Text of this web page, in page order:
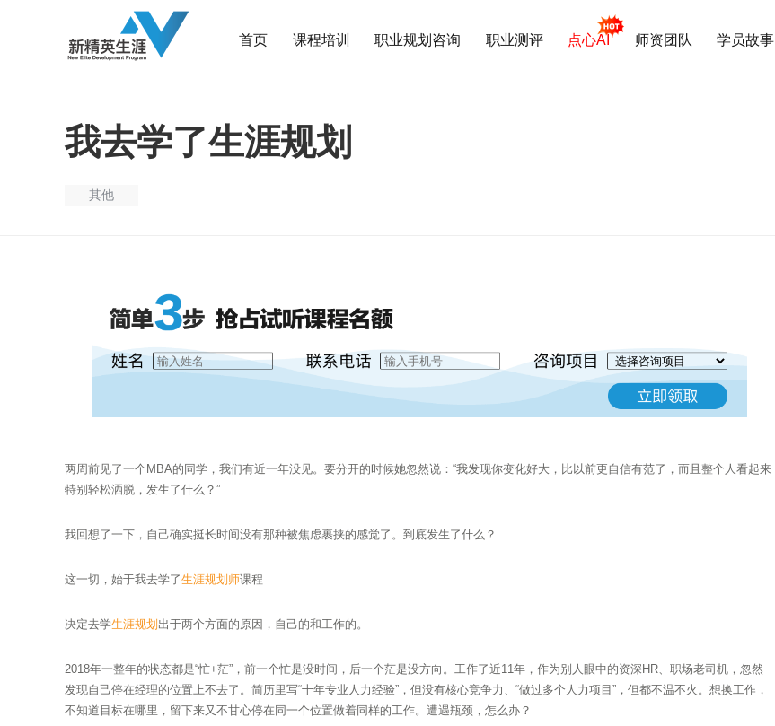
首页 课程培训 职业规划咨询 职业测评 点心AI 师资团队 学员故事
我去学了生涯规划
其他
两周前见了一个MBA的同学，我们有近一年没见。要分开的时候她忽然说：“我发现你变化好大，比以前更自信有范了，而且整个人看起来
特别轻松洒脱，发生了什么？”
我回想了一下，自己确实挺长时间没有那种被焦虑裹挟的感觉了。到底发生了什么？
这一切，始于我去学了生涯规划师课程
决定去学生涯规划 出于两个方面的原因，自己的和工作的。
2018年一整年的状态都是“忙+茫”，前一个忙是没时间，后一个茫是没方向。工作了近11年，作为别人眼中的资深HR、职场老司机，忽然
发现自己停在经理的位置上不去了。简历里写“十年专业人力经验”，但没有核心竞争力、“做过多个人力项目”，但都不温不火。想换工作，
不知道目标在哪里，留下来又不甘心停在同一个位置做着同样的工作。遭遇瓶颈，怎么办？